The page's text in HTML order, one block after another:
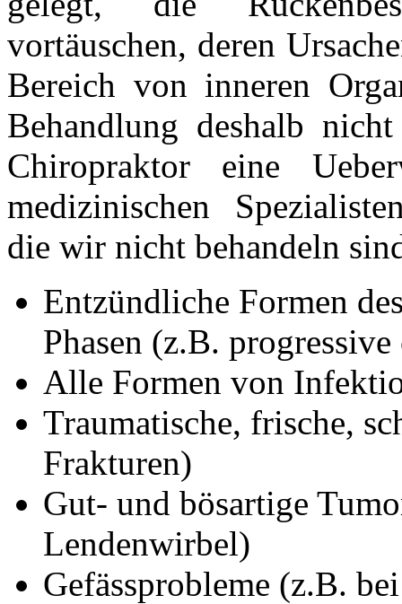
vortäuschen, deren
Bereich von inneren
Behandlung deshalb
Chiropraktor eine
medizinischen
die wir nicht behandeln
Entzündliche Formen
Phasen (z.B.
Alle Formen von
Traumatische, frische,
Frakturen)
Gut- und bösartige
Lendenwirbel)
Gefässprobleme (z.B.